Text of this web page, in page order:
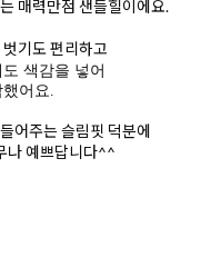
매력만점 샌들힐이에요.
기도 편리하고
색감을 넣어
어요.
어주는 슬림핏 덕분에
나 예쁘답니다^^